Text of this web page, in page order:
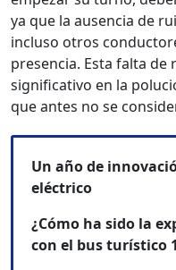
ya que la ausencia de
incluso otros
presencia. Esta falta
significativo en la
que antes no se
Un año de
eléctrico
¿Cómo ha sido la
con el bus turístico